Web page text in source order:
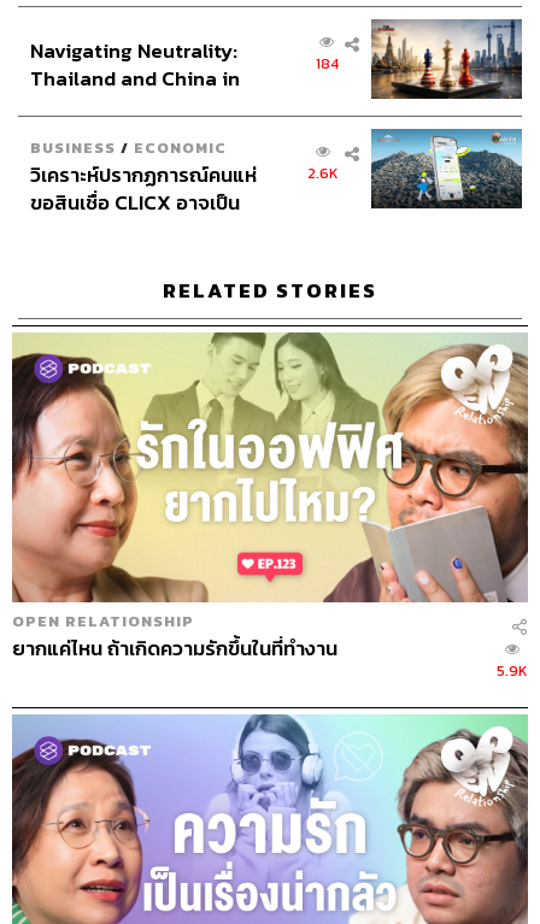
182
ABOUT THE HOST
อินโดนีเซีย
Navigating Neutrality:
Thailand and China in
184
BUSINESS / ECONOMIC
วิเคราะห์ปรากฏการณ์คนแห่
ขอสินเชื่อ CLICX อาจเป็น
2.6K
RELATED STORIES
OPEN RELATIONSHIP
ยากแค่ไหน ถ้าเกิดความรักขึ้นในที่ทำงาน
5.9K